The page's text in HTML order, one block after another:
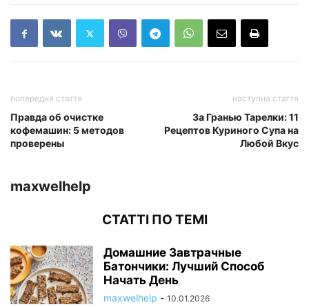
попередня стаття
Правда об очистке
кофемашин: 5 методов
проверены
наступна стаття
За Гранью Тарелки: 11
Рецептов Куриного Супа на
Любой Вкус
maxwelhelp
СТАТТІ ПО ТЕМІ
Домашние Завтрачные
Батончики: Лучший Способ
Начать День
maxwelhelp - 10.01.2026